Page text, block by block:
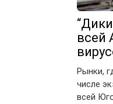
всей
Рынки,
числе
всей